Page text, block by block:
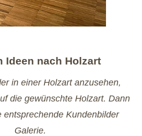
Ideen nach Holzart
in einer Holzart anzusehen,
die gewünschte Holzart. Dann
entsprechende Kundenbilder
Galerie.